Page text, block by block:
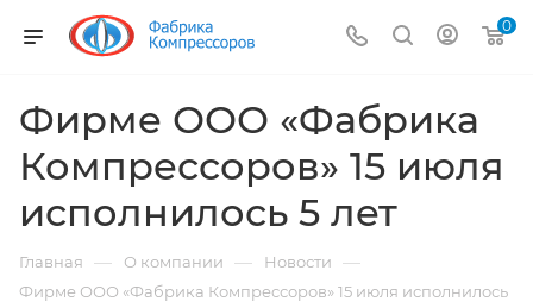
0
Фирме ООО «Фабрика
Компрессоров» 15 июля
исполнилось 5 лет
Главная — О компании — Новости —
Фирме ООО «Фабрика Компрессоров» 15 июля исполнилось